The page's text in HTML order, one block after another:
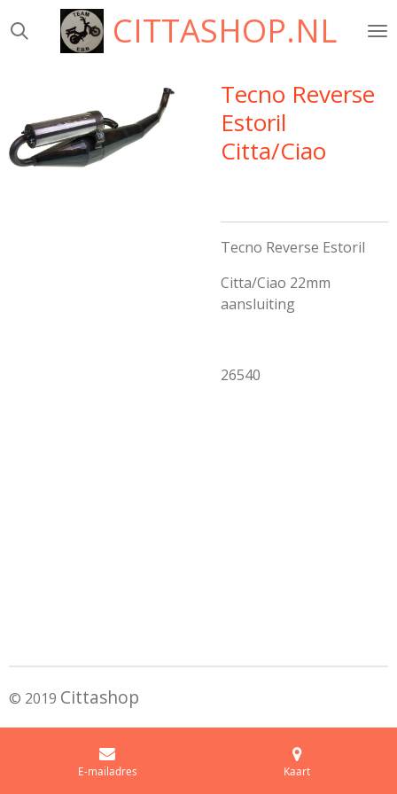
direct
CITTASHOP.NL
Tecno Reverse
Estoril
Citta/Ciao
Tecno Reverse Estoril
Citta/Ciao 22mm
aansluiting
26540
© 2019 Cittashop
E-mailadres Kaart